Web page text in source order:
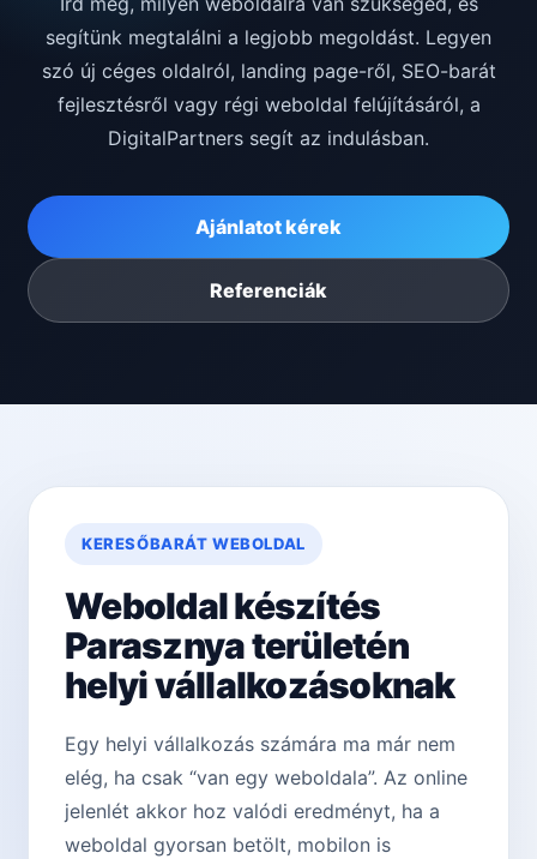
segítünk megtalálni a legjobb megoldást. Legyen
szó új céges oldalról, landing page-ről, SEO-barát
fejlesztésről vagy régi weboldal felújításáról, a
DigitalPartners segít az indulásban.
Ajánlatot kérek
Referenciák
KERESŐBARÁT WEBOLDAL
Weboldal készítés
Parasznya területén
helyi vállalkozásoknak
Egy helyi vállalkozás számára ma már nem
elég, ha csak “van egy weboldala”. Az online
jelenlét akkor hoz valódi eredményt, ha a
weboldal gyorsan betölt, mobilon is